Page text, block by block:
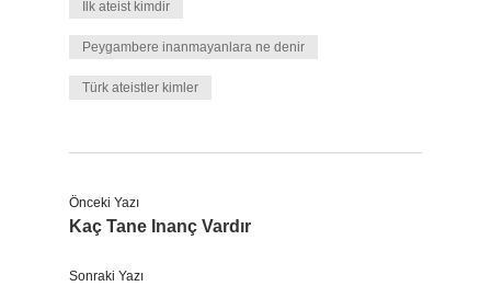
İlk ateist kimdir
Peygambere inanmayanlara ne denir
Türk ateistler kimler
Önceki Yazı
Kaç Tane Inanç Vardır
Sonraki Yazı